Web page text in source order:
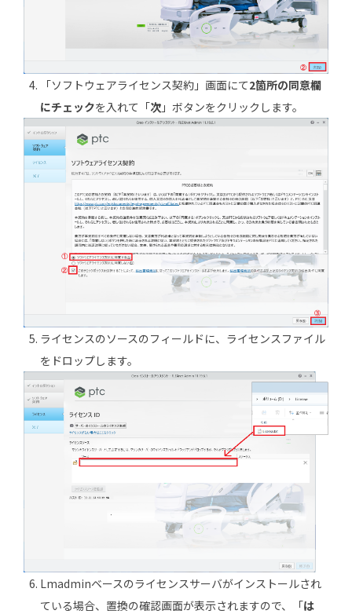
「ソフトウェアライセンス契約」画面にて2箇所の同意欄
にチェックを入れて「次 」ボタンをクリックします。
ライセンスのソースのフィールドに、ライセンスファイル
をドロップします。
Lmadminベースのライセンスサーバがインストールされ
ている場合、置換の確認画面が表示されますので、「は